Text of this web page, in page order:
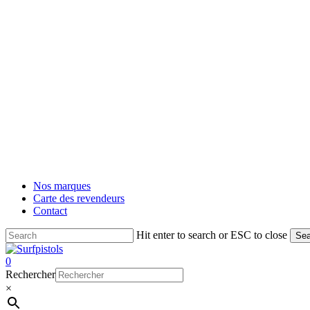
Nos marques
Carte des revendeurs
Contact
Hit enter to search or ESC to close
Close
Search
account
0
Menu
Rechercher
×